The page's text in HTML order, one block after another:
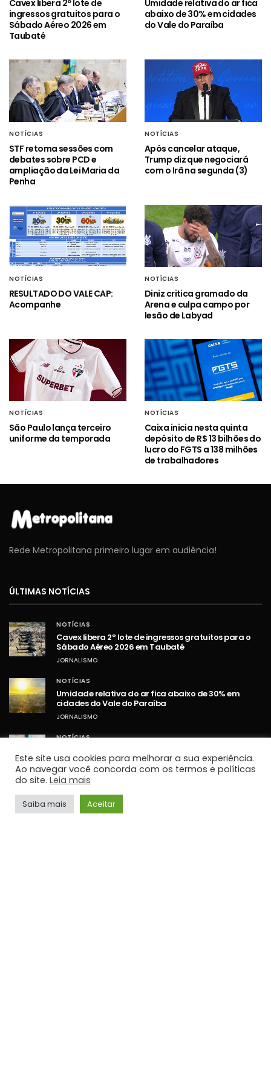
Cavex libera 2º lote de
ingressos gratuitos para o
Sábado Aéreo 2026 em
Taubaté
Umidade relativa do ar fica
abaixo de 30% em cidades
do Vale do Paraíba
NOTÍCIAS
STF retoma sessões com
debates sobre PCD e
ampliação da Lei Maria da
Penha
NOTÍCIAS
Após cancelar ataque,
Trump diz que negociará
com o Irã na segunda (3)
NOTÍCIAS
RESULTADO DO VALE CAP:
Acompanhe
NOTÍCIAS
Diniz critica gramado da
Arena e culpa campo por
lesão de Labyad
NOTÍCIAS
São Paulo lança terceiro
uniforme da temporada
NOTÍCIAS
Caixa inicia nesta quinta
depósito de R$ 13 bilhões do
lucro do FGTS a 138 milhões
de trabalhadores
Rede Metropolitana primeiro lugar em audiência!
ÚLTIMAS NOTÍCIAS
NOTÍCIAS
Cavex libera 2º lote de ingressos gratuitos para o
Sábado Aéreo 2026 em Taubaté
JORNALISMO
NOTÍCIAS
Umidade relativa do ar fica abaixo de 30% em
cidades do Vale do Paraíba
JORNALISMO
NOTÍCIAS
ampliação da Lei Maria da Penha
JORNALISMO
TOP HITS
Este site usa cookies para melhorar a sua experiência.
Ao navegar você concorda com os termos e políticas
do site. Leia mais
Saiba mais Aceitar